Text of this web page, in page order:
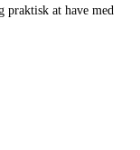
praktisk at have med